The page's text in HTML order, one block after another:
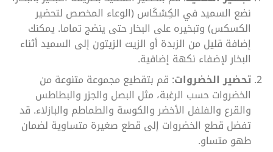
نضع السميد في الكِسْكَاس (الوعاء المخصص لتحضير
الكسكس) وتبخيره على البخار حتى ينضج تماما. يمكنك
إضافة قليل من الزبدة أو الزيت الزيتون إلى السميد أثناء
البخار لإضفاء نكهة إضافية.
تحضير الخضروات: قم بتقطيع مجموعة متنوعة من
الخضروات حسب الرغبة، مثل البصل والجزر والبطاطس
والقرع والفلفل الأخضر والكوسة والطماطم والبازلاء. قد
تفضل قطع الخضروات إلى قطع صغيرة متساوية لضمان
طهو متساو.